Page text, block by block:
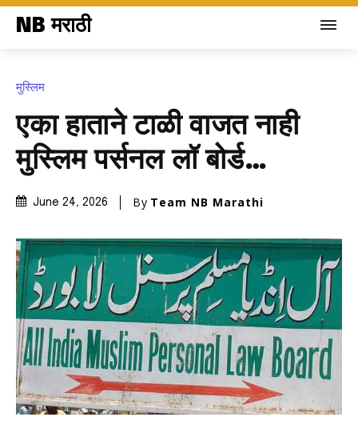
NB मराठी
मुस्लिम
एका हाताने टाळी वाजत नाही
मुस्लिम पर्सनल लॉ बोर्ड…
June 24, 2026 By Team NB Marathi